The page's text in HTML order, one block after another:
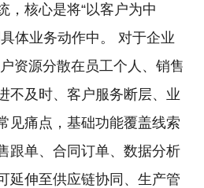
，核心是将“以客户为中
体业务动作中。 对于企业
资源分散在员工个人、销售
不及时、客户服务断层、业
见痛点，基础功能覆盖线索
跟单、合同订单、数据分析
延伸至供应链协同、生产管